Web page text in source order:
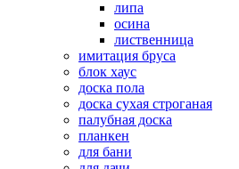
липа
осина
лиственница
имитация бруса
блок хаус
доска пола
доска сухая строганая
палубная доска
планкен
для бани